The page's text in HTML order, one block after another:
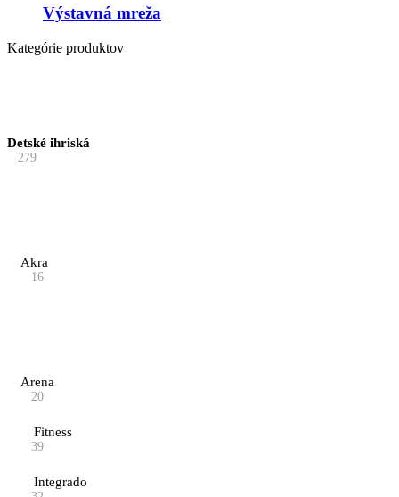
môžete
Výstavná mreža
Kategórie produktov
Detské ihriská
279
Akra
16
Arena
20
Fitness
39
Integrado